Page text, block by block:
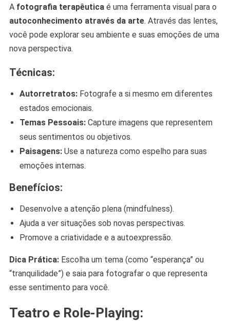
A fotografia terapêuticaé uma ferramenta visual para o
autoconhecimento através da arte. Através das lentes,
você pode explorar seu ambiente e suas emoções de uma
nova perspectiva.
Técnicas:
Autorretratos:Fotografe a si mesmo em diferentes
estados emocionais.
Temas Pessoais:Capture imagens que representem
seus sentimentos ou objetivos.
Paisagens:Use a natureza como espelho para suas
emoções internas.
Benefícios:
Desenvolve a atenção plena (mindfulness).
Ajuda a ver situações sob novas perspectivas.
Promove a criatividade e a autoexpressão.
Dica Prática:Escolha um tema (como “esperança” ou
“tranquilidade”) e saia para fotografar o que representa
esse sentimento para você.
Teatro e Role-Playing: